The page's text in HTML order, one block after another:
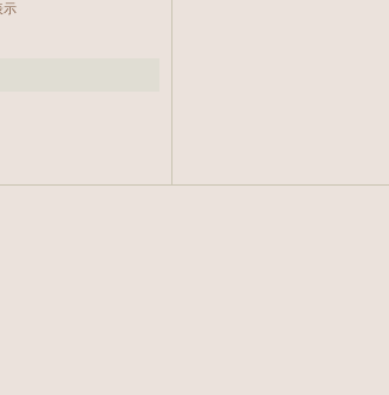
示